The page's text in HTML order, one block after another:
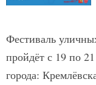
Фестиваль
пройдёт с 19 по
города: